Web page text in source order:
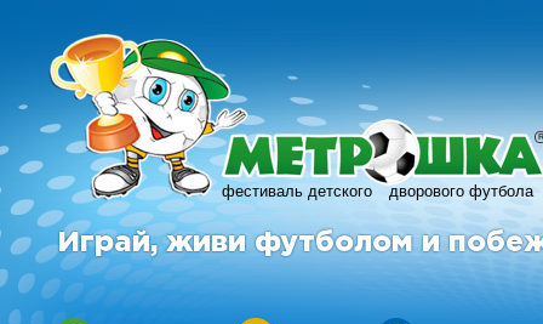
фестиваль детского дворового футбола
R
Играй, живи футболом и